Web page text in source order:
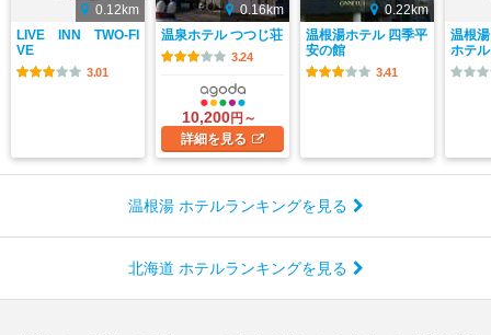
0.12km
LIVE INN TWO-FI
VE
3.01
0.16km
温泉ホテル つつじ荘
3.24
10,200円～
詳細を見る
0.22km
温根湯ホテル 四季平
安の館
3.41
温根
ホテル
温根湯 ホテルランキングを見る
北海道 ホテルランキングを見る